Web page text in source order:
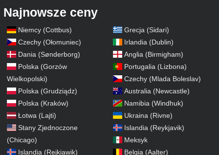
Najnowsze ceny
Niemcy (Cottbus)
Czechy (Ołomuniec)
Dania (Sønderborg)
Polska (Gorzów
Wielkopolski)
Polska (Grudziądz)
Polska (Kraków)
Łotwa (Lajti)
Stany Zjednoczone
(Chicago)
Islandia (Rejkiawik)
Grecja (Sidari)
Irlandia (Dublin)
Anglia (Birmigham)
Portugalia (Lizbona)
Czechy (Mlada Boleslav)
Australia (Newcastle)
Namibia (Windhuk)
Ukraina (Rivne)
Islandia (Reykjavik)
Meksyk
Belgia (Aalter)